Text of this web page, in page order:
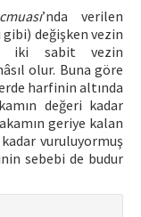
’nda verilen
değişken vezin
iki sabit vezin
olur. Buna göre
harfinin altında
değeri kadar
geriye kalan
vuruluyormuş
sebebi de budur